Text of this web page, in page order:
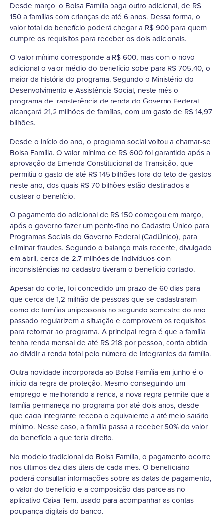
Desde março, o Bolsa Família paga outro adicional, de R$
150 a famílias com crianças de até 6 anos. Dessa forma, o
valor total do benefício poderá chegar a R$ 900 para quem
cumpre os requisitos para receber os dois adicionais.
O valor mínimo corresponde a R$ 600, mas com o novo
adicional o valor médio do benefício sobe para R$ 705,40, o
maior da história do programa. Segundo o Ministério do
Desenvolvimento e Assistência Social, neste mês o
programa de transferência de renda do Governo Federal
alcançará 21,2 milhões de famílias, com um gasto de R$ 14,97
bilhões.
Desde o início do ano, o programa social voltou a chamar-se
Bolsa Família. O valor mínimo de R$ 600 foi garantido após a
aprovação da Emenda Constitucional da Transição, que
permitiu o gasto de até R$ 145 bilhões fora do teto de gastos
neste ano, dos quais R$ 70 bilhões estão destinados a
custear o benefício.
O pagamento do adicional de R$ 150 começou em março,
após o governo fazer um pente-fino no Cadastro Único para
Programas Sociais do Governo Federal (CadÚnico), para
eliminar fraudes. Segundo o balanço mais recente, divulgado
em abril, cerca de 2,7 milhões de indivíduos com
inconsistências no cadastro tiveram o benefício cortado.
Apesar do corte, foi concedido um prazo de 60 dias para
que cerca de 1,2 milhão de pessoas que se cadastraram
como de famílias unipessoais no segundo semestre do ano
passado regularizem a situação e comprovem os requisitos
para retornar ao programa. A principal regra é que a família
tenha renda mensal de até R$ 218 por pessoa, conta obtida
ao dividir a renda total pelo número de integrantes da família.
Outra novidade incorporada ao Bolsa Família em junho é o
início da regra de proteção. Mesmo conseguindo um
emprego e melhorando a renda, a nova regra permite que a
família permaneça no programa por até dois anos, desde
que cada integrante receba o equivalente a até meio salário
mínimo. Nesse caso, a família passa a receber 50% do valor
do benefício a que teria direito.
No modelo tradicional do Bolsa Família, o pagamento ocorre
nos últimos dez dias úteis de cada mês. O beneficiário
poderá consultar informações sobre as datas de pagamento,
o valor do benefício e a composição das parcelas no
aplicativo Caixa Tem, usado para acompanhar as contas
poupança digitais do banco.